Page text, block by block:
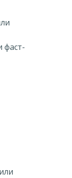
фаст-
или